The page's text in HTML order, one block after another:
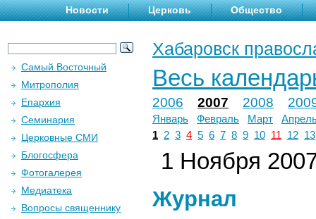
Новости Церковь Общество
Хабаровск
Весь
2006 2007 2008
Январь Февраль Март
1 2 3 4 5 6 7 8 9 10 11 12 13
1 Ноября
Журнал
Самый Восточный
Митрополия
Епархия
Семинария
Церковные СМИ
Блогосфера
Фотогалерея
Медиатека
Вопросы священнику